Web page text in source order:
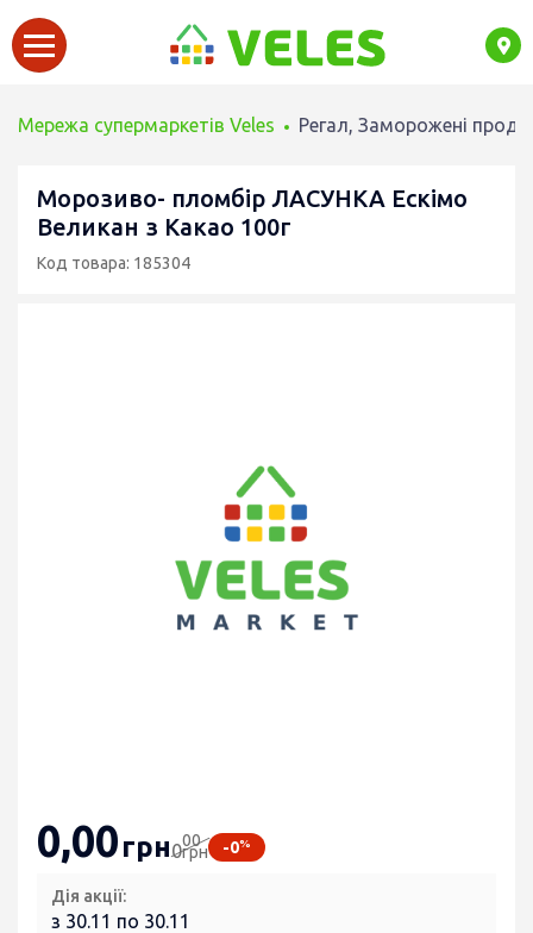
Мережа супермаркетів Veles Регал, Заморожені
Морозиво- пломбір ЛАСУНКА Ескімо
Великан з Какао 100г
Код товара: 185304
0,00грн000
грн -0%
Дія акції:
з 30.11 по 30.11